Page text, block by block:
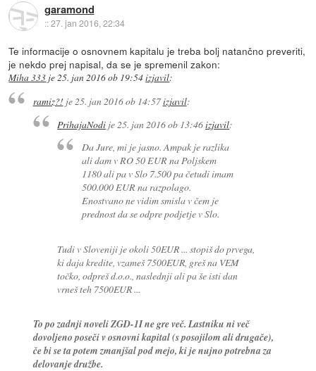
garamond
::27. jan 2016, 22:34
Te informacije o osnovnem kapitalu je treba bolj natančno preveriti,
je nekdo prej napisal, da se je spremenil zakon:
Miha 333 je25. jan 2016 ob 19:54izjavil:
ramiz?! je25. jan 2016 ob 14:57izjavil:
PrihajaNodi je 25. jan 2016 ob 13:46izjavil:
Da Jure, mi je jasno. Ampak je razlika
ali dam v RO 50 EUR na Poljskem
1180 ali pa v Slo 7.500 pa četudi imam
500.000 EUR na razpolago.
Enostvano ne vidim smisla v čem je
prednost da se odpre podjetje v Slo.
Tudi v Sloveniji je okoli 50EUR ... stopiš do prvega,
ki daja kredite, vzameš 7500EUR, greš na VEM
točko, odpreš d.o.o., naslednji ali pa še isti dan
vrneš teh 7500EUR ...
To po zadnji noveli ZGD-1I ne gre več. Lastniku ni več
dovoljeno poseči v osnovni kapital (s posojilom ali drugače),
če bi se ta potem zmanjšal pod mejo, ki je nujno potrebna za
delovanje družbe.